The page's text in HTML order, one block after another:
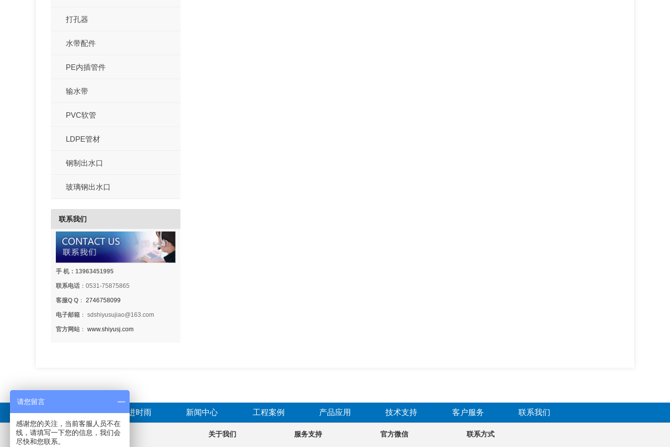
打孔器
水带配件
PE内插管件
输水带
PVC软管
LDPE管材
钢制出水口
玻璃钢出水口
联系我们
手 机：13963451995
联系电话 ：0531-75875865
客服Q Q ： 2746758099
电子邮箱 ： sdshiyusujiao@163.com
官方网站 ： www.shiyusj.com
首页 走进时雨 新闻中心 工程案例 产品应用 技术支持 客户服务 联系我们
产品分类 关于我们 服务支持 官方微信 联系方式
请您留言
感谢您的关注，当前客服人员不在
线，请填写一下您的信息，我们会
尽快和您联系。